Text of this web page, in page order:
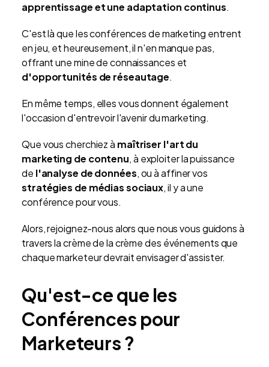
apprentissage et une adaptation continus.
C'est là que les conférences de marketing entrent
en jeu, et heureusement, il n'en manque pas,
offrant une mine de connaissances et
d'opportunités de réseautage.
En même temps, elles vous donnent également
l'occasion d'entrevoir l'avenir du marketing.
Que vous cherchiez à maîtriser l'art du
marketing de contenu, à exploiter la puissance
de l'analyse de données, ou à affiner vos
stratégies de médias sociaux, il y a une
conférence pour vous.
Alors, rejoignez-nous alors que nous vous guidons à
travers la crème de la crème des événements que
chaque marketeur devrait envisager d'assister.
Qu'est-ce que les
Conférences pour
Marketeurs ?